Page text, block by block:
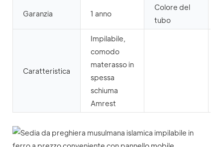
Garanzia 1 anno
Colore del
tubo
Caratteristica
Impilabile,
comodo
materasso in
spessa
schiuma
Amrest